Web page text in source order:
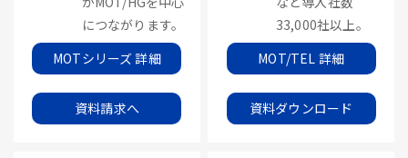
につながります。
MOTシリーズ 詳細
資料請求へ
33,000社以上。
MOT/TEL 詳細
資料ダウンロード